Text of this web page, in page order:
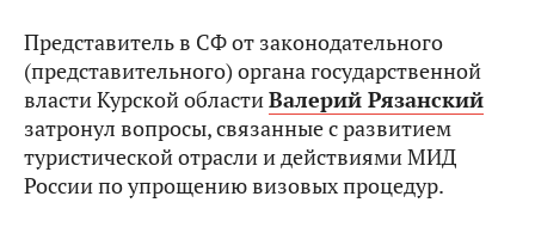
Представитель в СФ от законодательного
(представительного) органа государственной
власти Курской областиВалерий Рязанский
затронул вопросы, связанные с развитием
туристической отрасли и действиями МИД
России по упрощению визовых процедур.